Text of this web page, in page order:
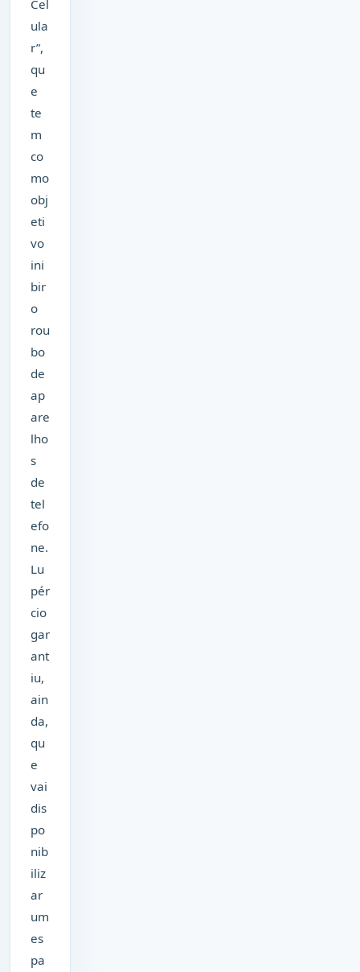
Cel
ula
r”,
qu
e
te
m
co
mo
obj
eti
vo
ini
bir
o
rou
bo
de
ap
are
lho
s
de
tel
efo
ne.
Lu
pér
cio
gar
ant
iu,
ain
da,
qu
e
vai
dis
po
nib
iliz
ar
um
es
pa